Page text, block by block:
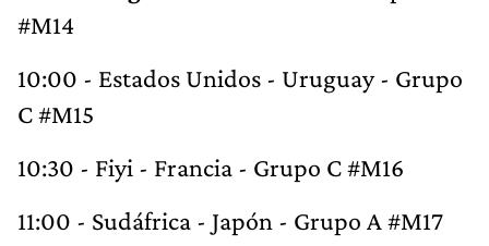
#M14
10:00 - Estados Unidos - Uruguay - Grupo
C #M15
10:30 - Fiyi - Francia - Grupo C #M16
11:00 - Sudáfrica - Japón - Grupo A #M17